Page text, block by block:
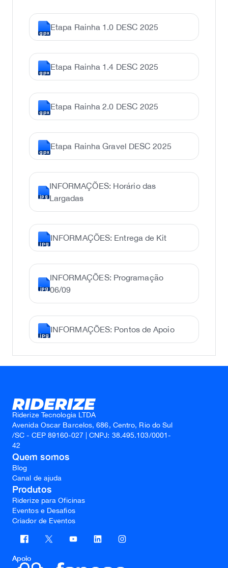
gpx
Etapa Rainha 1.0 DESC 2025
gpx
Etapa Rainha 1.4 DESC 2025
gpx
Etapa Rainha 2.0 DESC 2025
gpx
Etapa Rainha Gravel DESC 2025
jpg
INFORMAÇÕES: Horário das
Largadas
jpg
INFORMAÇÕES: Entrega de Kit
jpg
INFORMAÇÕES: Programação
06/09
jpg
INFORMAÇÕES: Pontos de Apoio
Riderize Tecnologia LTDA
Avenida Oscar Barcelos, 686, Centro, Rio do Sul
/SC - CEP 89160-027 | CNPJ: 38.495.103/0001-
42
Quem somos
Blog
Canal de ajuda
Produtos
Riderize para Oficinas
Eventos e Desafios
Criador de Eventos
Apoio